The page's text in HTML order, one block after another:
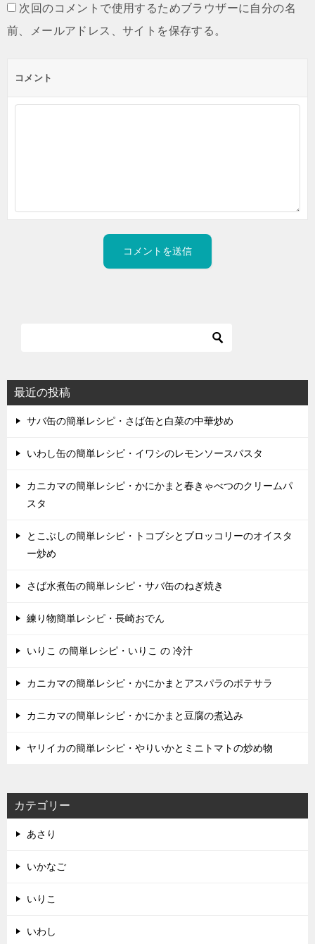
次回のコメントで使用するためブラウザーに自分の名
前、メールアドレス、サイトを保存する。
コメント
最近の投稿
サバ缶の簡単レシピ・さば缶と白菜の中華炒め
いわし缶の簡単レシピ・イワシのレモンソースパスタ
カニカマの簡単レシピ・かにかまと春きゃべつのクリームパ
スタ
とこぶしの簡単レシピ・トコブシとブロッコリーのオイスタ
ー炒め
さば水煮缶の簡単レシピ・サバ缶のねぎ焼き
練り物簡単レシピ・長崎おでん
いりこ の簡単レシピ・いりこ の 冷汁
カニカマの簡単レシピ・かにかまとアスパラのポテサラ
カニカマの簡単レシピ・かにかまと豆腐の煮込み
ヤリイカの簡単レシピ・やりいかとミニトマトの炒め物
カテゴリー
あさり
いかなご
いりこ
いわし